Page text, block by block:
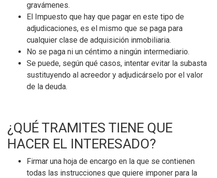
gravámenes.
El Impuesto que hay que pagar en este tipo de
adjudicaciones, es el mismo que se paga para
cualquier clase de adquisición inmobiliaria.
No se paga ni un céntimo a ningún intermediario.
Se puede, según qué casos, intentar evitar la subasta
sustituyendo al acreedor y adjudicárselo por el valor
de la deuda.
¿QUÉ TRAMITES TIENE QUE
HACER EL INTERESADO?
Firmar una hoja de encargo en la que se contienen
todas las instrucciones que quiere imponer para la